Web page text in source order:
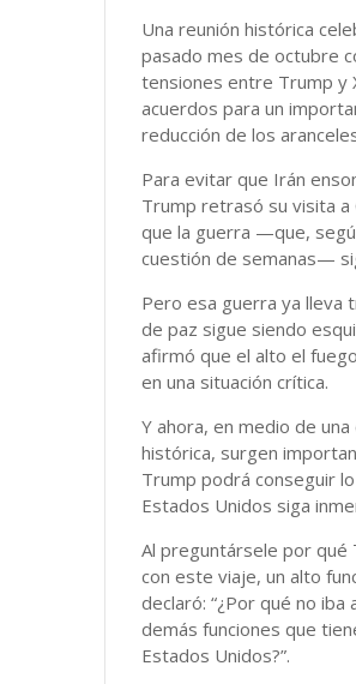
Una reunión histórica
pasado mes de octubre
tensiones entre Trump y
acuerdos para un
reducción de los
Para evitar que Irán
Trump retrasó su visita a
que la guerra —que,
cuestión de semanas—
Pero esa guerra ya lleva
de paz sigue siendo
afirmó que el alto el
en una situación crítica.
Y ahora, en medio de
histórica, surgen
Trump podrá conseguir
Estados Unidos siga
Al preguntársele por qué
con este viaje, un alto
declaró: “¿Por qué no
demás funciones que
Estados Unidos?”.